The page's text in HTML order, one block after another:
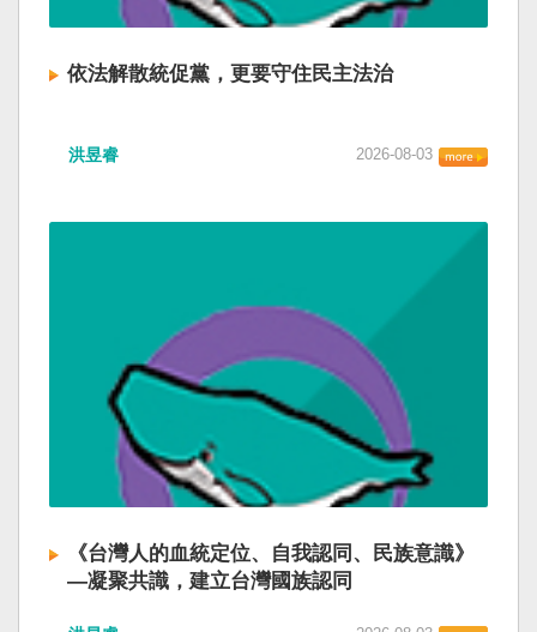
依法解散統促黨，更要守住民主法治
洪昱睿 2026-08-03
《台灣人的血統定位、自我認同、民族意識》
—凝聚共識，建立台灣國族認同